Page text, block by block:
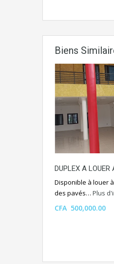
Biens
DUPLEX A LOUER
Disponible à louer
des pavés… Plus
CFA 500,000.00